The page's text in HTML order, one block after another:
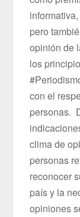
pero
opinión de
los
con el
personas.
clima de
personas
reconocer
país y la
opiniones